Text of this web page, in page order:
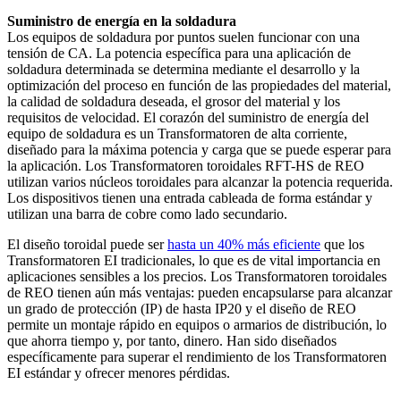
Suministro de energía en la soldadura
Los equipos de soldadura por puntos suelen funcionar con una
tensión de CA. La potencia específica para una aplicación de
soldadura determinada se determina mediante el desarrollo y la
optimización del proceso en función de las propiedades del material,
la calidad de soldadura deseada, el grosor del material y los
requisitos de velocidad. El corazón del suministro de energía del
equipo de soldadura es un Transformatoren de alta corriente,
diseñado para la máxima potencia y carga que se puede esperar para
la aplicación. Los Transformatoren toroidales RFT-HS de REO
utilizan varios núcleos toroidales para alcanzar la potencia requerida.
Los dispositivos tienen una entrada cableada de forma estándar y
utilizan una barra de cobre como lado secundario.
El diseño toroidal puede serhasta un 40% más eficiente que los
Transformatoren EI tradicionales, lo que es de vital importancia en
aplicaciones sensibles a los precios. Los Transformatoren toroidales
de REO tienen aún más ventajas: pueden encapsularse para alcanzar
un grado de protección (IP) de hasta IP20 y el diseño de REO
permite un montaje rápido en equipos o armarios de distribución, lo
que ahorra tiempo y, por tanto, dinero. Han sido diseñados
específicamente para superar el rendimiento de los Transformatoren
EI estándar y ofrecer menores pérdidas.